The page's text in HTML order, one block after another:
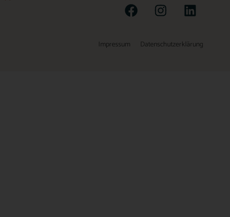
Impressum Datenschutzerklärung